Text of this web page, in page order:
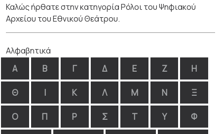
Καλώς ήρθατε στην κατηγορία Ρόλοι του Ψηφιακού
Αρχείου του Εθνικού Θεάτρου.
Αλφαβητικά
Α Β Γ Δ Ε Ζ Η
Θ Ι Κ Λ Μ Ν Ξ
Ο Π Ρ Σ Τ Υ Φ